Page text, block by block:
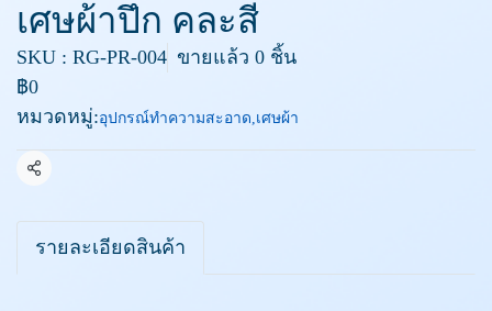
เศษผ้าปึก คละสี
SKU : RG-PR-004 ขายแล้ว 0 ชิ้น
฿0
หมวดหมู่:อุปกรณ์ทำความสะอาด,เศษผ้า
แชร์
รายละเอียดสินค้า